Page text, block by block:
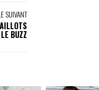
SUIVANT
BUZZ